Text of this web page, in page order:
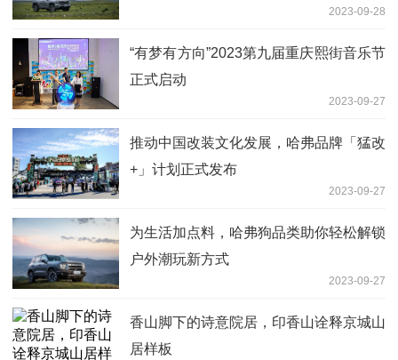
2023-09-28
“有梦有方向”2023第九届重庆熙街音乐节
正式启动
2023-09-27
推动中国改装文化发展，哈弗品牌「猛改
+」计划正式发布
2023-09-27
为生活加点料，哈弗狗品类助你轻松解锁
户外潮玩新方式
2023-09-27
香山脚下的诗意院居，印香山诠释京城山
居样板